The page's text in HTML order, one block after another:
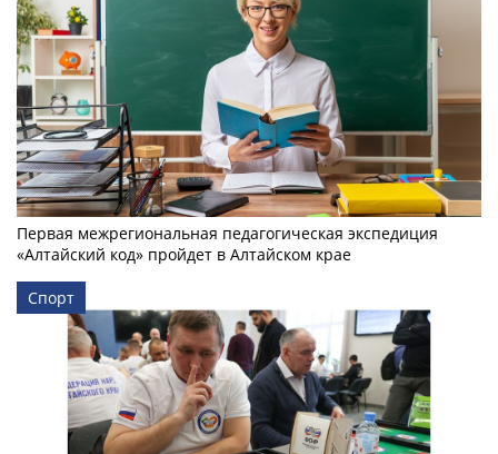
Первая межрегиональная педагогическая экспедиция
«Алтайский код» пройдет в Алтайском крае
Спорт